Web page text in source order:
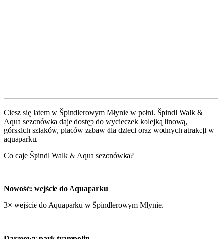
Ciesz się latem w Špindlerowym Młynie w pełni. Špindl Walk &
Aqua sezonówka daje dostęp do wycieczek kolejką linową,
górskich szlaków, placów zabaw dla dzieci oraz wodnych atrakcji w
aquaparku.
Co daje Špindl Walk & Aqua sezonówka?
Nowość: wejście do Aquaparku
3× wejście do Aquaparku w Špindlerowym Młynie.